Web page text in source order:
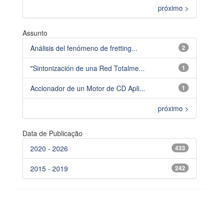
próximo >
Assunto
2
Análisis del fenómeno de fretting...
1
"Sintonización de una Red Totalme...
1
Accionador de un Motor de CD Apli...
próximo >
Data de Publicação
433
2020 - 2026
242
2015 - 2019